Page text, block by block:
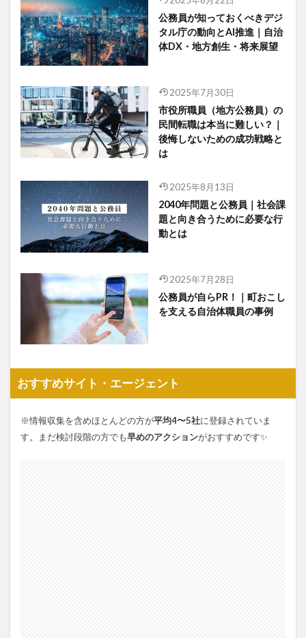
公務員が知っておくべきデジ
タル庁の動向とAI推進｜自治
体DX・地方創生・将来展望
2025年7月30日
市役所職員（地方公務員）の
民間転職は本当に難しい？｜
後悔しないための成功戦略と
は
2025年8月13日
2040年問題と公務員｜社会課
題と向き合うために必要な行
動とは
2025年7月28日
公務員が自らPR！｜町おこし
を支える自治体職員の事例
おすすめサイト・エージェント
※情報収集を含めほとんどの方が平均4〜5社に登録されていま
す。まだ検討段階の方でも早めのアクションがおすすめです✨